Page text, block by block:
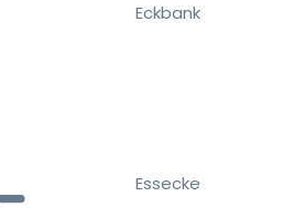
Eckbank
Essecke